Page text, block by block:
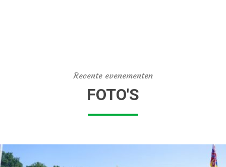
Recente evenementen
FOTO'S